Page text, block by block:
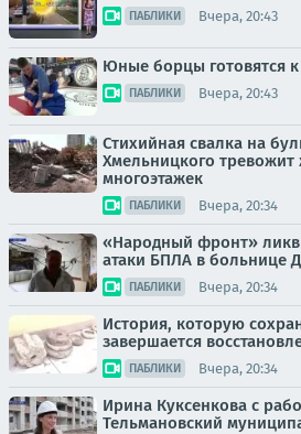
ПАБЛИКИ Вчера, 20:43
Юные борцы готовятся
ПАБЛИКИ Вчера, 20:43
Стихийная свалка на
Хмельницкого тревожит
многоэтажек
ПАБЛИКИ Вчера, 20:34
«Народный фронт»
атаки БПЛА в больнице
ПАБЛИКИ Вчера, 20:34
История, которую
завершается
ПАБЛИКИ Вчера, 20:34
Ирина Куксенкова с
Тельмановский